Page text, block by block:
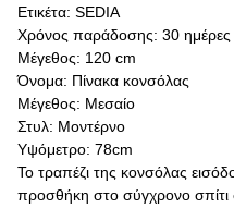
Ετικέτα: SEDIA
Χρόνος παράδοσης: 30 ημέρες
Μέγεθος: 120 cm
Όνομα: Πίνακα κονσόλας
Μέγεθος: Μεσαίο
Στυλ: Μοντέρνο
Υψόμετρο: 78cm
Το τραπέζι της κονσόλας
προσθήκη στο σύγχρονο